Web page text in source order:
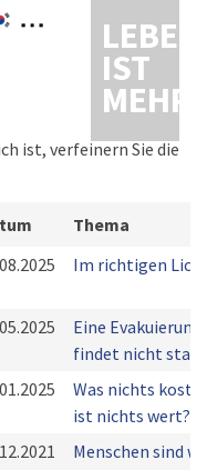
LEBEN
IST
MEHR
ist, verfeinern Sie die
Thema
Im richtigen
Eine Evakuierung
findet nicht statt
Was nichts
ist nichts wert?
Menschen sind